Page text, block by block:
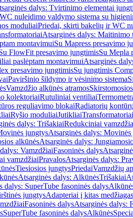
dalys: Tvirtinimo elementai
nuleidimo valdymo sistema su
moduliaiPriedai, skirti bakelių ir WC
Atsarginės dalys: Maitinimo
montavimuiSu Mapress presavimo
FlowFit presavimo jungtimisSu Mepla
paslėptam montavimuiAtsarginės
presavimo jungtimisSu jungtimis
Paviršinio šildymo ir vėsinimo sistema
Vamzdžio alkūnės atramos
kolektoriaiRutuliniai ventiliai
reguliavimo blokaiRadiatorių
Ryšio moduliaiJutikliaiTransformatoriai
dalys: TrišakiaiRedukciniai
jungtysAtsarginės dalys:
alkūnėsAtsarginės dalys:
VamzdžiaiFasoninės dalys
vamzdžiaiPravalosAtsarginės dalys:
Tiesiosios jungtysPriedaiVamzdžių
Atsarginės dalys: AlkūnėsTrišakiai
dalys: SuperTube fasoninės dalys
jungtysAdapteriai į kitas medžiagas
Fasoninės dalysAtsarginės dalys:
SuperTube fasoninės dalysAlkūnės